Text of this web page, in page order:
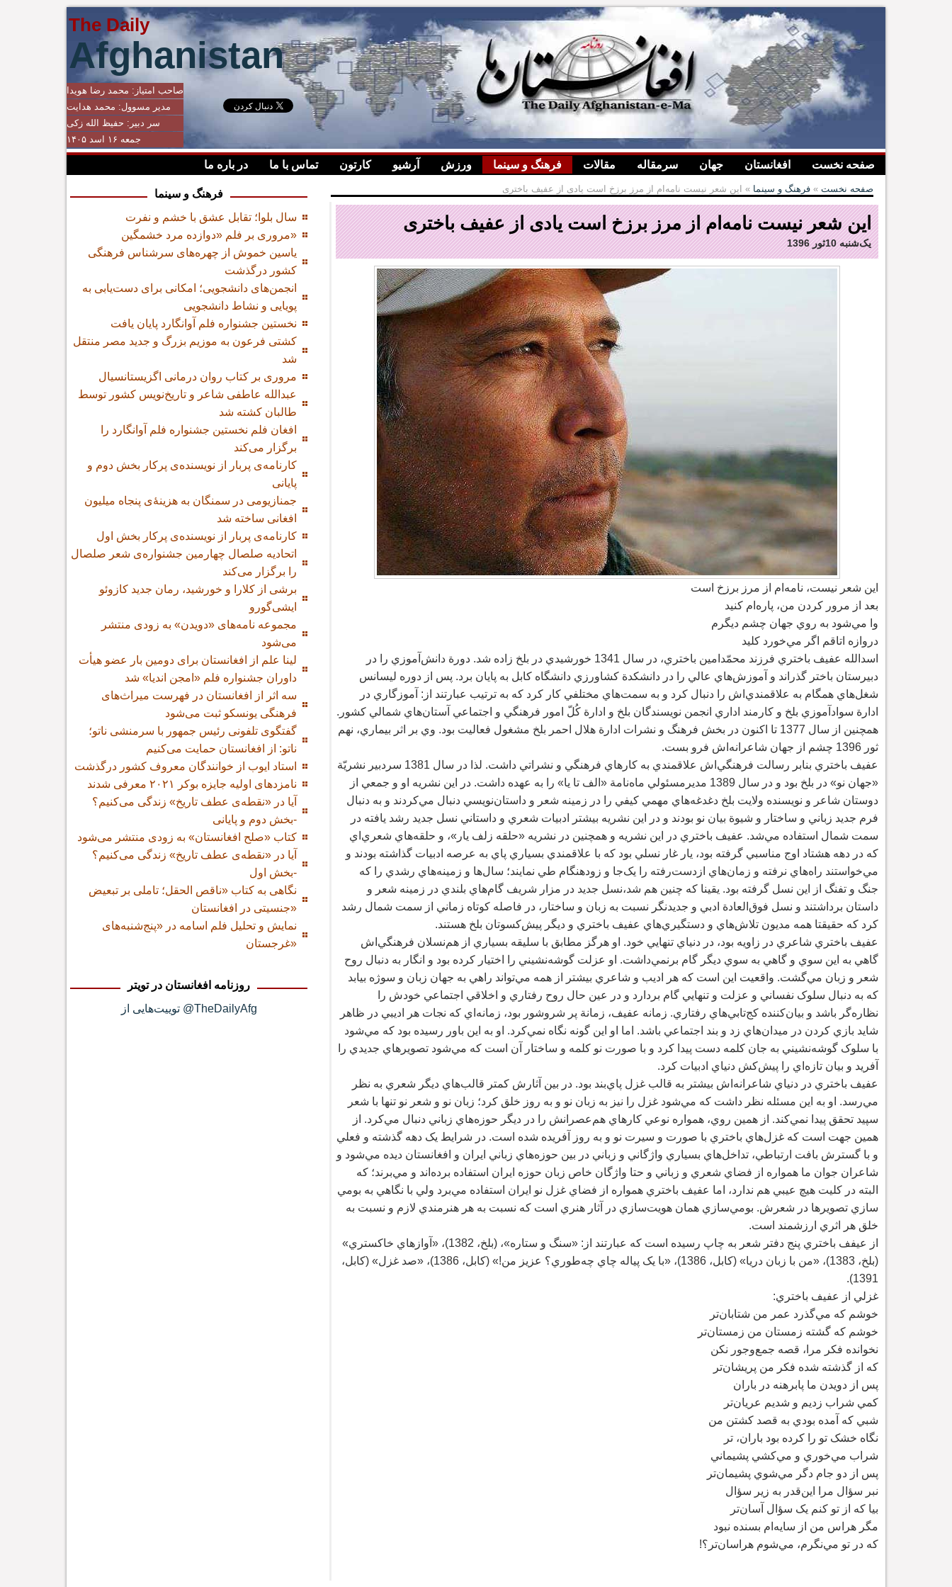
The Daily
Afghanistan
صاحب امتیاز: محمد رضا هویدا
مدیر مسوول: محمد هدایت
سر دبیر: حفیظ الله زکی
جمعه ۱۶ اسد ۱۴۰۵
صفحه نخست افغانستان جهان سرمقاله مقالات فرهنگ و سینما ورزش آرشیو کارتون تماس با ما در باره ما
صفحه نخست » فرهنگ و سینما » این شعر نیست نامه‌ام از مرز برزخ است یادی از عفیف باختری
این شعر نیست نامه‌ام از مرز برزخ است یادی از عفیف باختری
یک‌شنبه 10ثور 1396
اين شعر نيست، نامه ام از مرز برزخ است
بعد از مرور کردن من، پاره ام کنيد
وا ميشود به روي جهان چشم ديگرم
دروازه اتاقم اگر ميخورد کليد
اسدالله عفيف باختري فرزند محمّدامين باختري، در سال 1341 خورشيدي در بلخ زاده شد. دورة دانش
آموزي را در
دبيرستان باختر گذراند و آموزشهاي عالي را در دانشکدة کشاورزي دانشگاه کابل به پايان برد. پس از دوره ليسانس
شغلهاي همگام به علاقمندي اش را دنبال کرد و به سمتهاي مختلفي کار کرد که به ترتيب عبارتند از: آموزگاري در
ادارة سوادآموزي بلخ و کارمند اداري انجمن نويسندگان بلخ و ادارة کُلّ امور فرهنگي و اجتماعي آستانهاي شمالي کشور.
همچنين از سال 1377 تا اکنون در بخش فرهنگ و نشرات ادارة هلال احمر بلخ مشغول فعاليت بود. وي بر اثر بيماري، نهم
ثور 1396 چشم از جهان شاعرانه
اش فرو بست.
عفيف باختري بنابر رسالت فرهنگي
اش علاقمندي به کارهاي فرهنگي و نشراتي داشت. لذا در سال 1381 سردبير نشريّة
«جهان نو» در بلخ بود و در سال 1389 مديرمسئولي ماه
نامة «الف تا يا» را به عهده داشت. در اين نشريه او و جمعي از
دوستان شاعر و نويسنده ولايت بلخ دغدغههاي مهمي کيفي را در زمينه شعر و داستاننويسي دنبال ميکردند و به دنبال
فرم جديد زباني و ساختار و شيوة بيان نو بودند و در اين نشريه بيشتر ادبيات شعري و داستاني نسل جديد رشد يافته در
سمت شمال استفاده ميشد. عفيف باختري در اين نشريه و همچنين در نشريه «حلقه زلف يار»، و حلقههاي شعري اي
که در دهه هشتاد اوج مناسبي گرفته بود، يار غار نسلي بود که با علاقمندي بسياري پاي به عرصه ادبيات گذاشته بودند و
ميخواستند راههاي نرفته و زمانهاي ازدسترفته را يکجا و زودهنگام طي نمايند؛ سالها و زمينههاي رشدي را که
جنگ و تفنگ از اين نسل گرفته بود. يقينا که چنين هم شد،نسل جديد در مزار شريف گامهاي بلندي در زمينه شعر و
داستان برداشتند و نسل فوق العادة ادبي و جديدنگر نسبت به زبان و ساختار، در فاصله کوتاه زماني از سمت شمال رشد
کرد که حقيقتا همه مديون تلاشهاي و دستگيريهاي عفيف باختري و ديگر پيشکسوتان بلخ هستند.
عفيف باختري شاعري در زاويه بود، در دنياي تنهايي خود. او هرگز مطابق با سليقه بسياري از همنسلان فرهنگي اش
گاهي به اين سوي و گاهي به سوي ديگر گام برنميداشت. او عزلت گوشهنشيني را اختيار کرده بود و انگار به دنبال روح
شعر و زبان ميگشت. واقعيت اين است که هر اديب و شاعري بيشتر از همه ميتواند راهي به جهان زبان و سوژه بيابد
که به دنبال سلوک نفساني و عزلت و تنهايي گام بردارد و در عين حال روح رفتاري و اخلاقي اجتماعي خودش را
نظارهگر باشد و بيانکننده کجتابيهاي رفتاري. زمانه عفيف، زمانة پر شروشور بود، زمانه اي که نجات هر اديبي در ظاهر
شايد بازي کردن در ميدانهاي زد و بند اجتماعي باشد. اما او اين گونه نگاه نميکرد. او به اين باور رسيده بود که ميشود
با سلوک گوشهنشيني به جان کلمه دست پيدا کرد و با صورت نو کلمه و ساختار آن است که ميشود تصويرهاي جديدي را
آفريد و بيان تازه اي را پيشکش دنياي ادبيات کرد.
عفيف باختري در دنياي شاعرانه اش بيشتر به قالب غزل پايبند بود. در بين آثارش کمتر قالبهاي ديگر شعري به نظر
ميرسد. او به اين مسئله نظر داشت که ميشود غزل را نيز به زبان نو و به روز خلق کرد؛ زبان نو و شعر نو تنها با شعر
سپيد تحقق پيدا نميکند. از همين روي، همواره نوعي کارهاي هم عصرانش را در ديگر حوزههاي زباني دنبال ميکرد. از
همين جهت است که غزلهاي باختري با صورت و سيرت نو و به روز آفريده شده است. در شرايط يک دهه گذشته و فعلي
و با گسترش بافت ارتباطي، تداخلهاي بسياري واژگاني و زباني در بين حوزههاي زباني ايران و افغانستان ديده ميشود و
شاعران جوان ما همواره از فضاي شعري و زباني و حتا واژگان خاص زبان حوزه ايران استفاده برده اند و ميبرند؛ که
البته در کليت هيچ عيبي هم ندارد، اما عفيف باختري همواره از فضاي غزل نو ايران استفاده ميبرد ولي با نگاهي به بومي
سازي تصويرها در شعرش. بوميسازي همان هويتسازي در آثار هنري است که نسبت به هر هنرمندي لازم و نسبت به
خلق هر اثري ارزشمند است.
از عيفف باختري پنج دفتر شعر به چاپ رسيده است که عبارتند از: «سنگ و ستاره»، (بلخ، 1382)، «آوازهاي خاکستري»
(بلخ، 1383)، «من با زبان دريا» (کابل، 1386)، «با يک پياله چاي چه
طوري؟ عزيز من!» (کابل، 1386)، «صد غزل» (کابل،
1391).
غزلي از عفيف باختري:
خوشم که ميگذرد عمر من شتابانتر
خوشم که گشته زمستان من زمستانتر
نخوانده فکر مرا، قصه جمعوجور نکن
که از گذشته شده فکر من پريشانتر
پس از دويدن ما پابرهنه در باران
کمي شراب زديم و شديم عريانتر
شبي که آمده بودي به قصد کشتن من
نگاه خشک تو را کرده بود باران، تر
شراب ميخوري و ميکشي پشيماني
پس از دو جام دگر ميشوي پشيمانتر
نبر سؤال مرا اينقدر به زير سؤال
بيا که از تو کنم يک سؤال آسانتر
مگر هراس من از سايه ام بسنده نبود
که در تو مينگرم، ميشوم هراسانتر؟!
فرهنگ و سینما
سال بلوا؛ تقابل عشق با خشم و نفرت
مروری بر فلم «دوازده مرد خشمگین»
یاسین خموش از چهره‌های سرشناس فرهنگی
کشور درگذشت
انجمن‌های دانشجویی؛ امکانی برای دست‌یابی به
پویایی و نشاط دانشجویی
نخستین جشنواره فلم آوانگارد پایان یافت
کشتی فرعون به موزیم بزرگ و جدید مصر منتقل
شد
مروری بر کتاب روان درمانی اگزیستانسیال
عبدالله عاطفی شاعر و تاریخ‌نویس کشور توسط
طالبان کشته شد
افغان فلم نخستین جشنواره فلم آوانگارد را
برگزار می‌کند
کارنامه‌ی پربار از نویسنده‌ی پرکار بخش دوم و
پایانی
جمنازیومی در سمنگان به هزینۀ‌ی پنجاه میلیون
افغانی ساخته شد
کارنامه‌ی پربار از نویسنده‌ی پرکار بخش اول
اتحادیه صلصال چهارمین جشنواره‌ی شعر صلصال
را برگزار می‌کند
برشی از کلارا و خورشید، رمان جدید کازوئو
ایشی‌گورو
مجموعه نامه‌های «دویدن» به زودی منتشر
می‌شود
لینا علم از افغانستان برای دومین بار عضو هیأت
داوران جشنواره فلم «امجن اندیا» شد
سه اثر از افغانستان در فهرست میراث‌های
فرهنگی یونسکو ثبت می‌شود
گفتگوی تلفونی رئیس جمهور با سرمنشی ناتو؛
ناتو: از افغانستان حمایت می‌کنیم
استاد ایوب از خوانندگان معروف کشور درگذشت
نامزدهای اولیه جایزه بوکر ۲۰۲۱ معرفی شدند
آیا در «نقطه‌ی عطف تاریخ» زندگی می‌کنیم؟
-بخش دوم و پایانی
کتاب «صلح افغانستان» به زودی منتشر می‌شود
آیا در «نقطه‌ی عطف تاریخ» زندگی می‌کنیم؟
-بخش اول
نگاهی به کتاب «ناقص الحقل؛ تاملی بر تبعیض
جنسیتی در افغانستان»
نمایش و تحلیل فلم اسامه در «پنج‌شنبه‌های
غرجستان»
روزنامه افغانستان در تویتر
توییت‌هایی از @TheDailyAfg